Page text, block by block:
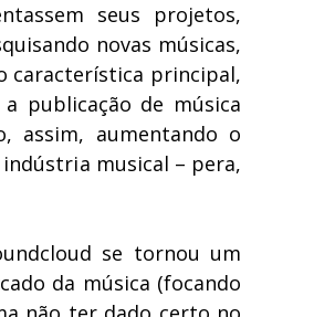
seus projetos,
novas músicas,
característica principal,
publicação de música
assim, aumentando o
musical – pera,
se tornou um
da música (focando